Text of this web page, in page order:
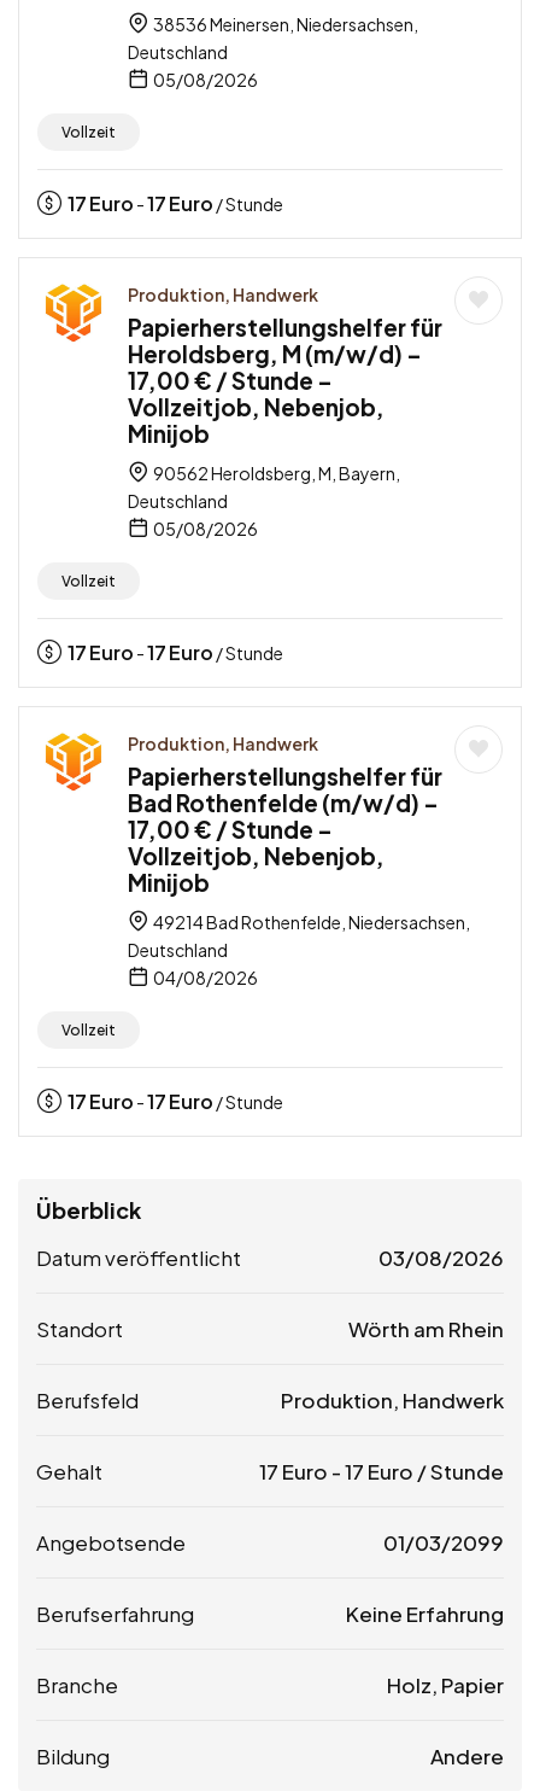
38536 Meinersen, Niedersachsen,
Deutschland
05/08/2026
Vollzeit
17Euro -17Euro / Stunde
Produktion, Handwerk
Papierherstellungshelfer für
Heroldsberg, M (m/w/d) –
17,00 € / Stunde –
Vollzeitjob, Nebenjob,
Minijob
90562 Heroldsberg, M, Bayern,
Deutschland
05/08/2026
Vollzeit
17Euro -17Euro / Stunde
Produktion, Handwerk
Papierherstellungshelfer für
Bad Rothenfelde (m/w/d) –
17,00 € / Stunde –
Vollzeitjob, Nebenjob,
Minijob
49214 Bad Rothenfelde, Niedersachsen,
Deutschland
04/08/2026
Vollzeit
17Euro -17Euro / Stunde
Überblick
Datum veröffentlicht 03/08/2026
Standort Wörth am Rhein
Berufsfeld Produktion, Handwerk
Gehalt 17 Euro -17 Euro / Stunde
Angebotsende 01/03/2099
Berufserfahrung Keine Erfahrung
Branche Holz, Papier
Bildung Andere